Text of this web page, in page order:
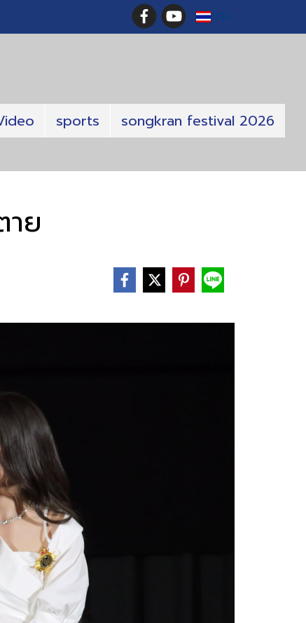
TH
sports songkran festival 2026
ย